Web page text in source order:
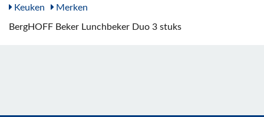
Keuken
Merken
BergHOFF Beker Lunchbeker Duo 3 stuks